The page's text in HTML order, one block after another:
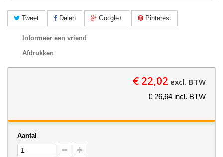
Tweet Delen Google+ Pinterest
Informeer een vriend
Afdrukken
€ 22,02 excl. BTW
€ 26,64 incl. BTW
Aantal